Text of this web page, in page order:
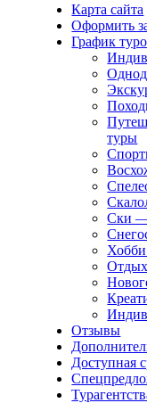
Карта сайта
Оформить
График
туры
Ски
Отзывы
Доступная